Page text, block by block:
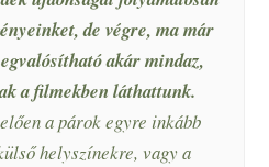
de végre, ma már
akár mindaz,
a filmekben láthattunk.
a párok egyre inkább
helyszínekre, vagy a